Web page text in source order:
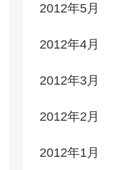
2012年5月
2012年4月
2012年3月
2012年2月
2012年1月